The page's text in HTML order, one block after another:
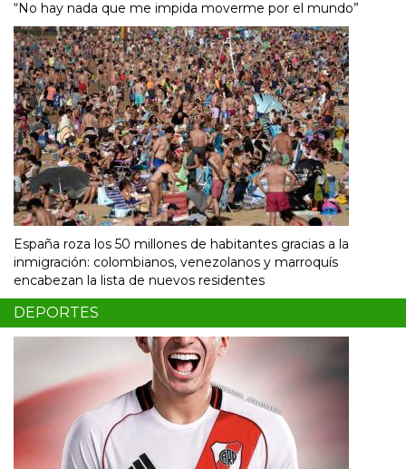
“No hay nada que me impida moverme por el mundo”
España roza los 50 millones de habitantes gracias a la
inmigración: colombianos, venezolanos y marroquís
encabezan la lista de nuevos residentes
DEPORTES